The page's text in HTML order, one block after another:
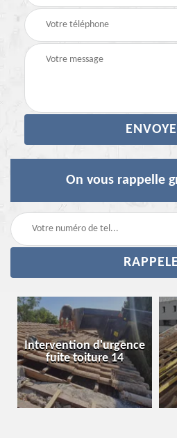
On vous rappelle
Intervention d'urgence
fuite toiture 14